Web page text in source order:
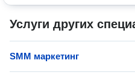
Услуги других
SMM маркетинг